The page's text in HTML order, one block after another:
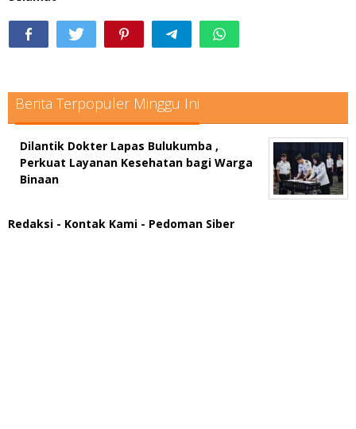
Berita Terpopuler Minggu Ini
Dilantik Dokter Lapas Bulukumba ,
Perkuat Layanan Kesehatan bagi Warga
Binaan
Redaksi - Kontak Kami - Pedoman Siber